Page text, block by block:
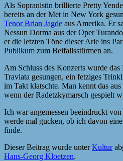
Als Sopranistin brillierte Pretty
bereits an der Met in New York
Tenor Brian Jagde aus Amerika. Er
Nessun Dorma aus der Oper
er die letzten Töne dieser Arie ins
Publikum zum Beifallsstürmen an.
Am Schluss des Konzerts wurde
Traviata gesungen, ein fetziges
im Takt klatschte. Man kennt das
wenn der Radetzkymarsch gespielt
Ich war angemessen beeindruckt
werde mal gucken, ob ich davon
finde.
Dieser Beitrag wurde unterKultur
Hans-Georg Kloetzen.